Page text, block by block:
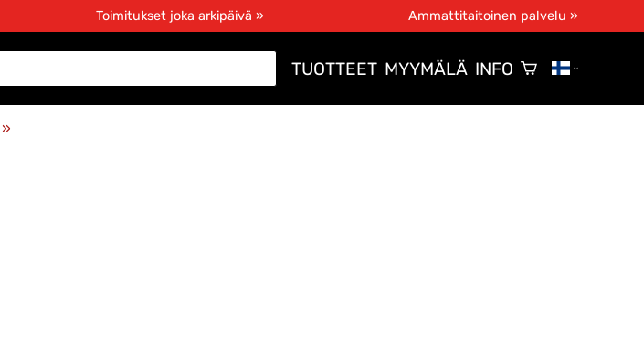
Toimitukset joka arkipäivä » Ammattitaitoinen palvelu »
TUOTTEET MYYMÄLÄ INFO
‪»